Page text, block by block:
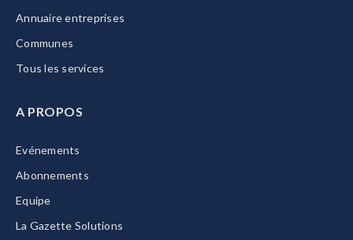
Annuaire entreprises
Communes
Tous les services
A PROPOS
Evénements
Abonnements
Equipe
La Gazette Solutions